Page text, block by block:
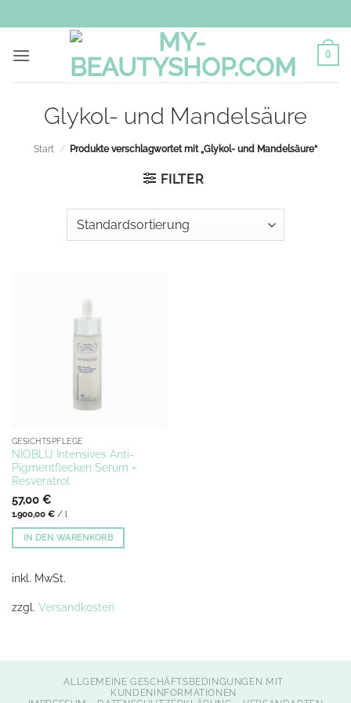
Inhalt
springen
0
Glykol- und Mandelsäure
Start / Produkte verschlagwortet mit „Glykol- und Mandelsäure“
FILTER
GESICHTSPFLEGE
NIOBLU Intensives Anti-
Pigmentflecken Serum +
Resveratrol
57,00 €
1.900,00 €/ l
IN DEN WARENKORB
inkl. MwSt.
zzgl. Versandkosten
ALLGEMEINE GESCHÄFTSBEDINGUNGEN MIT
KUNDENINFORMATIONEN